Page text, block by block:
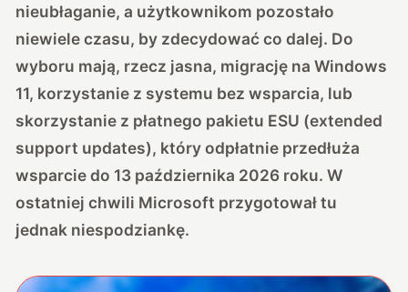
nieubłaganie, a użytkownikom pozostało
niewiele czasu, by zdecydować co dalej. Do
wyboru mają, rzecz jasna, migrację na Windows
11, korzystanie z systemu bez wsparcia, lub
skorzystanie z płatnego pakietu ESU (extended
support updates), który odpłatnie przedłuża
wsparcie do 13 października 2026 roku. W
ostatniej chwili Microsoft przygotował tu
jednak niespodziankę.